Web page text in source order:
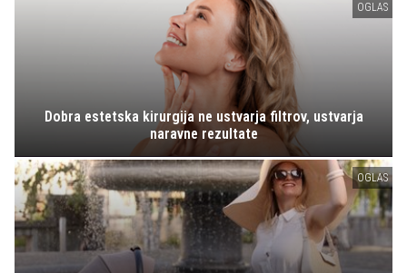
OGLAS
Dobra estetska kirurgija ne ustvarja filtrov, ustvarja
naravne rezultate
OGLAS